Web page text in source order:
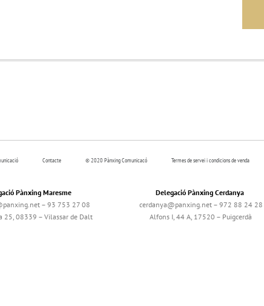
Contacte © 2020 Pànxing Comunicacó Termes de servei i condicions de venda
Pànxing Maresme
– 93 753 27 08
25, 08339 – Vilassar de Dalt
Delegació Pànxing Cerdanya
cerdanya@panxing.net – 972 88 24 28
Alfons I, 44 A, 17520 – Puigcerdà